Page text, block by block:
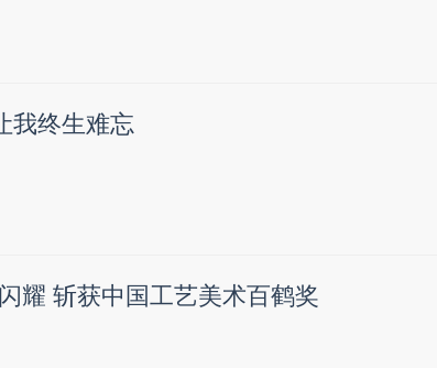
我终生难忘
耀 斩获中国工艺美术百鹤奖